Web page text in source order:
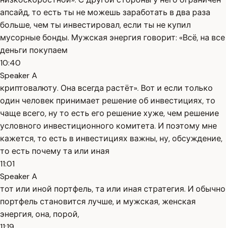
апсайд, то есть ты не можешь заработать в два раза
больше, чем ты инвестировал, если ты не купил
мусорные бонды. Мужская энергия говорит: «Всё, на все
деньги покупаем
10:40
Speaker A
криптовалюту. Она всегда растёт». Вот и если только
один человек принимает решение об инвестициях, то
чаще всего, ну то есть его решение хуже, чем решение
условного инвестиционного комитета. И поэтому мне
кажется, то есть в инвестициях важны, ну, обсуждение,
то есть почему та или иная
11:01
Speaker A
тот или иной портфель, та или иная стратегия. И обычно
портфель становится лучше, и мужская, женская
энергия, она, порой,